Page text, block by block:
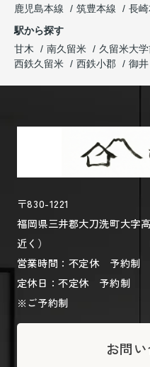
鹿児島本線
筑豊本線 長
駅から探す
甘木
南久留米 久留米大
西鉄久留米
西鉄小郡 御井
〒830-1221
福岡県三井郡大刀洗町大字
近く）
営業時間：不定休 予約制
定休日：不定休 予約制
※ご予約制
お問